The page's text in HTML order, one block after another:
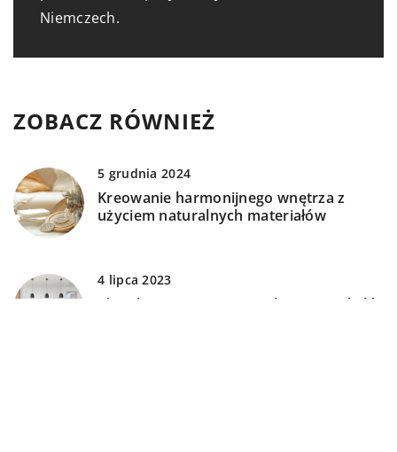
Niemczech.
ZOBACZ RÓWNIEŻ
5 grudnia 2024
Kreowanie harmonijnego wnętrza z
użyciem naturalnych materiałów
4 lipca 2023
Płyty laminowane – wyjątkowa trwałość i